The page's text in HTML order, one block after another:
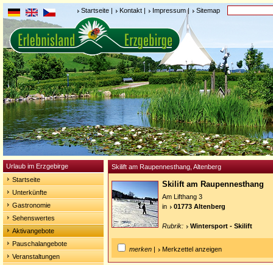
Startseite | Kontakt | Impressum| Sitemap
Urlaub im Erzgebirge
Startseite
Unterkünfte
Gastronomie
Sehenswertes
Aktivangebote
Pauschalangebote
Veranstaltungen
Skilift am Raupennesthang, Altenberg
Skilift am Raupennesthang
Am Lifthang 3
in
01773 Altenberg
Rubrik: Wintersport - Skilift
merken | Merkzettel anzeigen